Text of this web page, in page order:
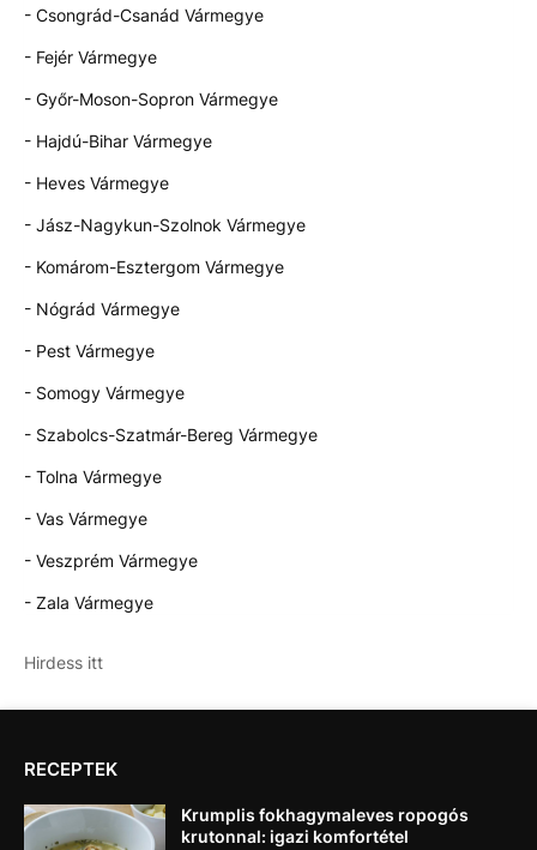
- Csongrád-Csanád Vármegye
- Fejér Vármegye
- Győr-Moson-Sopron Vármegye
- Hajdú-Bihar Vármegye
- Heves Vármegye
- Jász-Nagykun-Szolnok Vármegye
- Komárom-Esztergom Vármegye
- Nógrád Vármegye
- Pest Vármegye
- Somogy Vármegye
- Szabolcs-Szatmár-Bereg Vármegye
- Tolna Vármegye
- Vas Vármegye
- Veszprém Vármegye
- Zala Vármegye
Hirdess itt
RECEPTEK
Krumplis fokhagymaleves ropogós
krutonnal: igazi komfortétel